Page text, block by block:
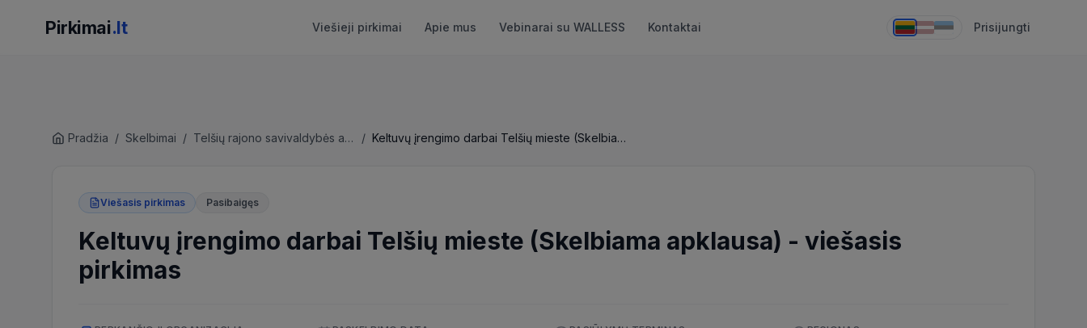
Pirkimai.lt Viešieji pirkimai Apie mus Vebinarai su WALLESS Kontaktai Prisijungti
Pradžia / Skelbimai / Telšių rajono savivaldybės administracija / Keltuvų įrengimo darbai Telšių mieste (Skelbiama apklausa)
Viešasis pirkimas Pasibaigęs
Keltuvų įrengimo darbai Telšių mieste (Skelbiama apklausa) - viešasis
pirkimas